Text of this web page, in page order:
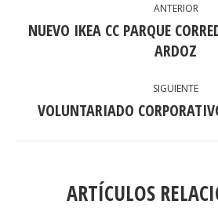
ENTRE
PUBLICACIONES
ANTERIOR
anterior:
NUEVO IKEA CC PARQUE
ARDOZ
SIGUIENTE
VOLUNTARIADO
ARTÍCULOS